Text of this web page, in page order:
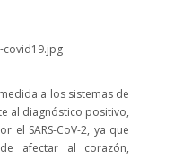
a los sistemas de
al diagnóstico positivo,
el SARS-CoV-2, ya que
afectar al corazón,